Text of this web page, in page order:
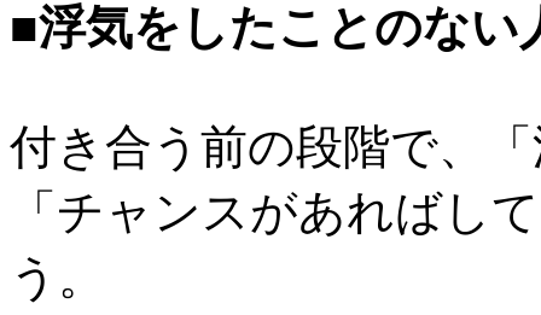
■浮気をしたことのない
付き合う前の段階で、
「チャンスがあればし
う。